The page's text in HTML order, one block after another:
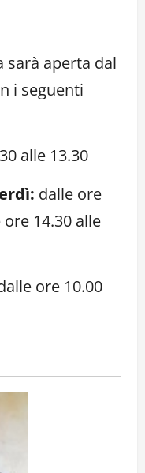
sarà aperta dal
i seguenti
alle 13.30
dalle ore
ore 14.30 alle
ore 10.00